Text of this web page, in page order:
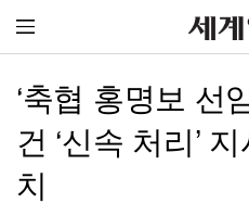
‘축협 홍명보 선
건 ‘신속 처리’
치